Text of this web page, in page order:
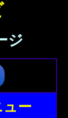
ジ
ー